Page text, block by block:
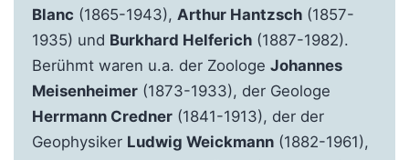
Blanc (1865-1943), Arthur Hantzsch (1857-
1935) und Burkhard Helferich (1887-1982).
Berühmt waren u.a. der Zoologe Johannes
Meisenheimer (1873-1933), der Geologe
Herrmann Credner (1841-1913), der der
Geophysiker Ludwig Weickmann (1882-1961),